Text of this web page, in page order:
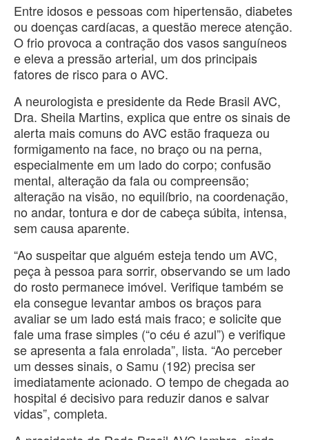
Entre idosos e pessoas com hipertensão, diabetes
ou doenças cardíacas, a questão merece atenção.
O frio provoca a contração dos vasos sanguíneos
e eleva a pressão arterial, um dos principais
fatores de risco para o AVC.
A neurologista e presidente da Rede Brasil AVC,
Dra. Sheila Martins, explica que entre os sinais de
alerta mais comuns do AVC estão fraqueza ou
formigamento na face, no braço ou na perna,
especialmente em um lado do corpo; confusão
mental, alteração da fala ou compreensão;
alteração na visão, no equilíbrio, na coordenação,
no andar, tontura e dor de cabeça súbita, intensa,
sem causa aparente.
“Ao suspeitar que alguém esteja tendo um AVC,
peça à pessoa para sorrir, observando se um lado
do rosto permanece imóvel. Verifique também se
ela consegue levantar ambos os braços para
avaliar se um lado está mais fraco; e solicite que
fale uma frase simples (“o céu é azul”) e verifique
se apresenta a fala enrolada”, lista. “Ao perceber
um desses sinais, o Samu (192) precisa ser
imediatamente acionado. O tempo de chegada ao
hospital é decisivo para reduzir danos e salvar
vidas”, completa.